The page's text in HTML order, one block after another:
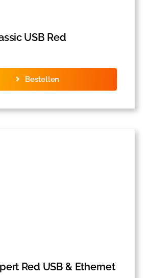
USB Red
Bestellen
Red USB & Ethernet